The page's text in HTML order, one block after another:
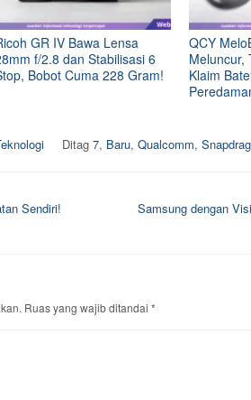
GR IV Bawa Lensa
f/2.8 dan Stabilisasi 6
Bobot Cuma 228 Gram!
QCY
Meluncur,
Klaim
Ditag 7, Baru, Qualcomm,
Sendiri!
Samsung dengan
Ruas yang wajib ditandai *